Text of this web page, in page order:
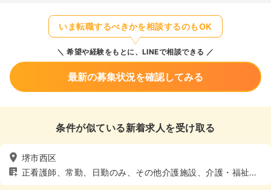
いま転職するべきかを相談するのもOK
希望や経験をもとに、LINEで相談できる
最新の募集状況を確認してみる
条件が似ている新着求人を受け取る
堺市西区
正看護師、常勤、日勤のみ、その他介護施設、介護・福祉
系、4週8休以上、土日休み